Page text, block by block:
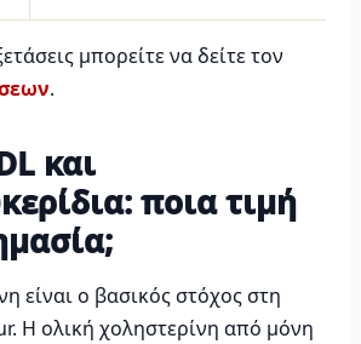
μπορείτε να δείτε τον
.
και
ποια τιμή
είναι ο βασικός στόχος στη
Η ολική χοληστερίνη από μόνη